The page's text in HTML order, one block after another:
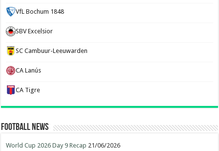
VfL Bochum 1848
SBV Excelsior
SC Cambuur-Leeuwarden
CA Lanús
CA Tigre
Football News
World Cup 2026 Day 9 Recap 21/06/2026